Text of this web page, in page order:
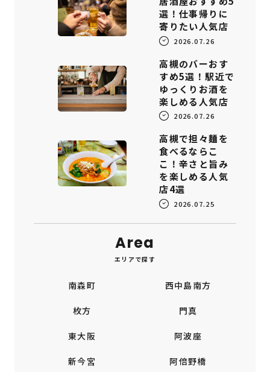
選！仕事帰りに
寄りたい人気店
2026.07.26
高槻のバーおす
すめ5選！駅近で
ゆっくりお酒を
楽しめる人気店
2026.07.26
高槻で担々麺を
食べるならこ
こ！辛さと旨み
を楽しめる人気
店4選
2026.07.25
Area
エリアで探す
南森町 西中島南方
枚方 門真
東大阪 阿波座
新今宮 阿倍野橋